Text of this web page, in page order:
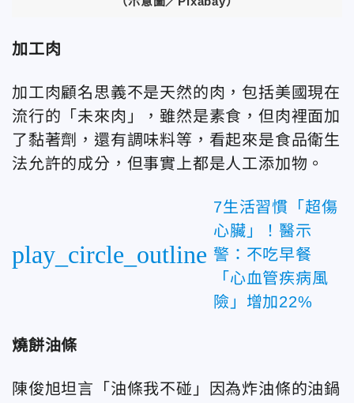
加工肉
加工肉顧名思義不是天然的肉，包括美國現在
流行的「未來肉」，雖然是素食，但肉裡面加
了黏著劑，還有調味料等，看起來是食品衛生
法允許的成分，但事實上都是人工添加物。
play_circle_outline
7生活習慣「超傷
心臟」！醫示
警：不吃早餐
「心血管疾病風
險」增加22%
燒餅油條
陳俊旭坦言「油條我不碰」因為炸油條的油鍋